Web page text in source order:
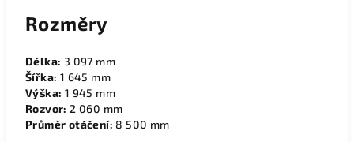
Rozměry
Délka: 3 097 mm
Šířka: 1 645 mm
Výška: 1 945 mm
Rozvor: 2 060 mm
Průměr otáčení: 8 500 mm